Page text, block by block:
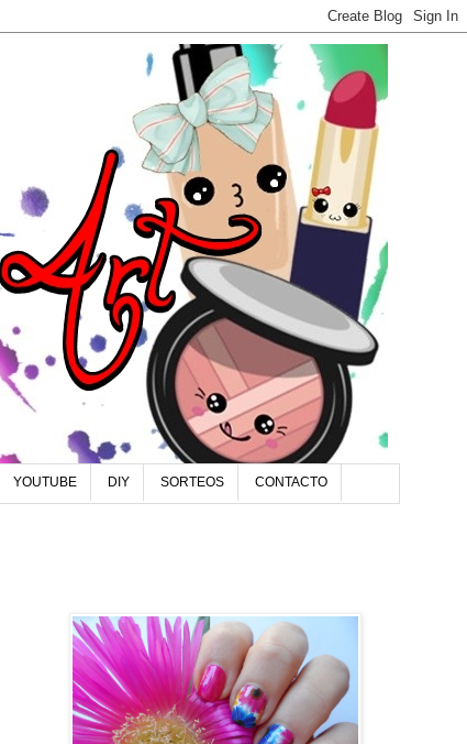
YOUTUBE DIY SORTEOS CONTACTO